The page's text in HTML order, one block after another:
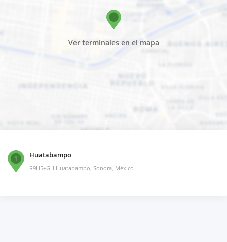
Ver terminales en el mapa
1 Huatabampo
R9H5+GH Huatabampo, Sonora, México